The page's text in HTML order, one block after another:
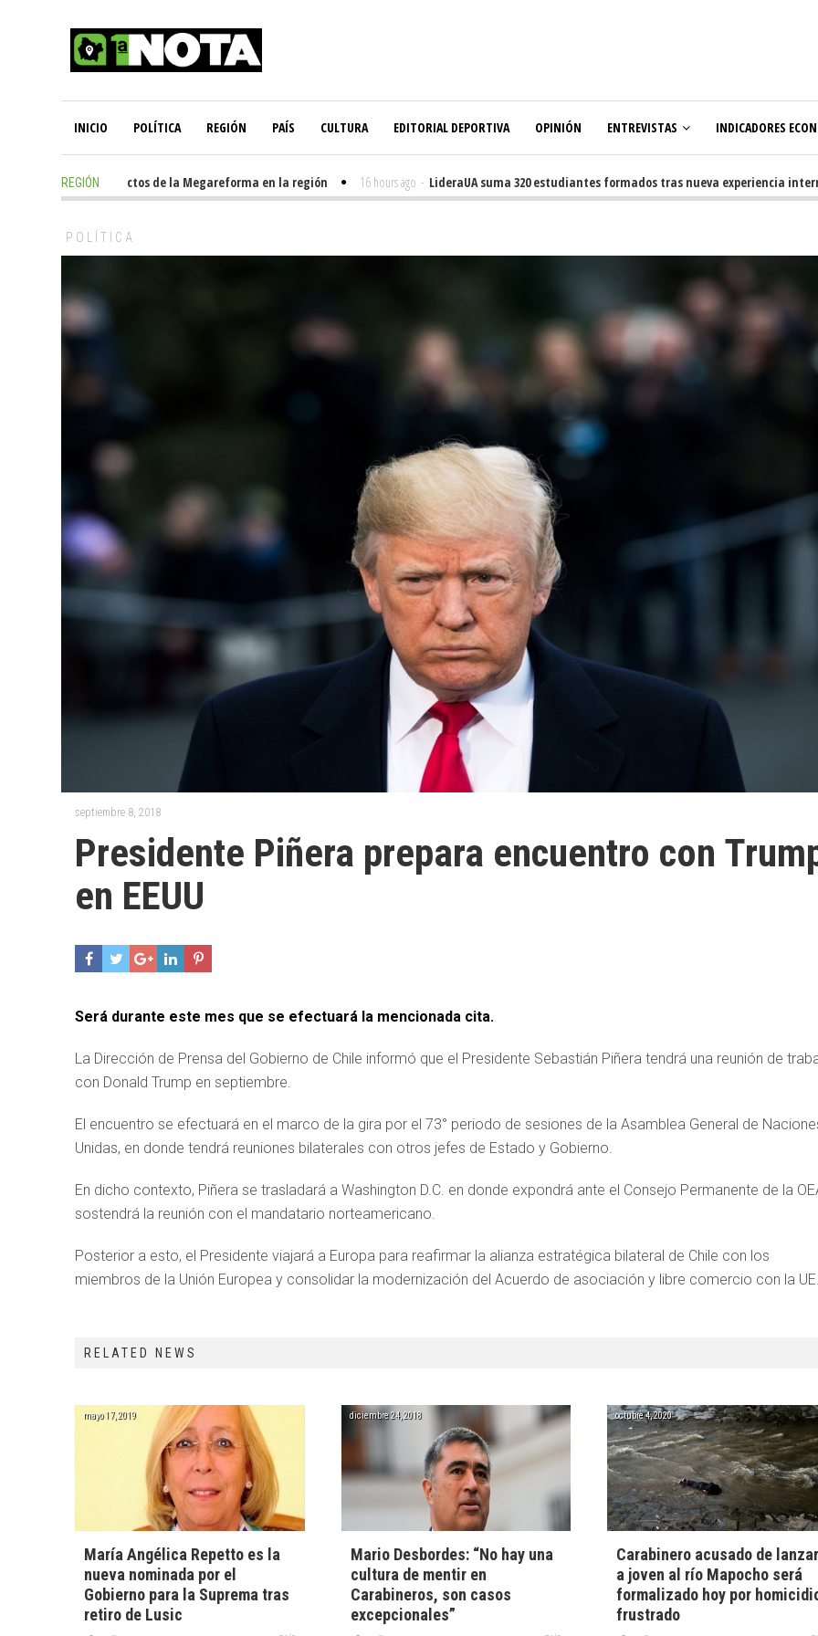
INICIO POLÍTICA REGIÓN PAÍS CULTURA EDITORIAL DEPORTIVA OPINIÓN ENTREVISTAS INDICADORES
REGIÓN
enfrentar los impactos de la Megareforma en la región 16 hours ago - LideraUA suma 320 estudiantes formados tras nueva experiencia
POLÍTICA
septiembre 8, 2018
Presidente Piñera prepara encuentro con
en EEUU
Será durante este mes que se efectuará la mencionada cita.
La Dirección de Prensa del Gobierno de Chile informó que el Presidente Sebastián Piñera tendrá una reunión de
con Donald Trump en septiembre.
El encuentro se efectuará en el marco de la gira por el 73° periodo de sesiones de la Asamblea General de
Unidas, en donde tendrá reuniones bilaterales con otros jefes de Estado y Gobierno.
En dicho contexto, Piñera se trasladará a Washington D.C. en donde expondrá ante el Consejo Permanente de la
sostendrá la reunión con el mandatario norteamericano.
Posterior a esto, el Presidente viajará a Europa para reafirmar la alianza estratégica bilateral de Chile con los
miembros de la Unión Europea y consolidar la modernización del Acuerdo de asociación y libre comercio con la UE.
RELATED NEWS
mayo 17, 2019
María Angélica Repetto es la
nueva nominada por el
Gobierno para la Suprema tras
retiro de Lusic
diciembre 24, 2018
Mario Desbordes: “No hay una
cultura de mentir en
Carabineros, son casos
excepcionales”
octubre 4, 2020
Carabinero acusado de lanzar
a joven al río Mapocho será
formalizado hoy por
frustrado